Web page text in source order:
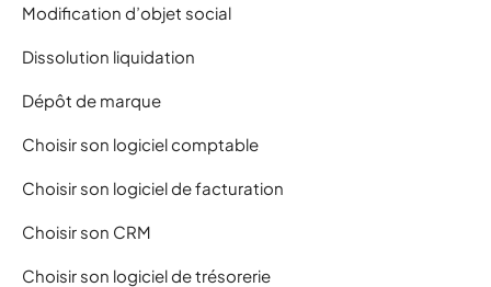
Modification d’objet social
Dissolution liquidation
Dépôt de marque
Choisir son logiciel comptable
Choisir son logiciel de facturation
Choisir son CRM
Choisir son logiciel de trésorerie